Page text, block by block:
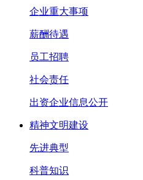
企业重大事项
薪酬待遇
员工招聘
社会责任
出资企业信息公开
精神文明建设
先进典型
科普知识